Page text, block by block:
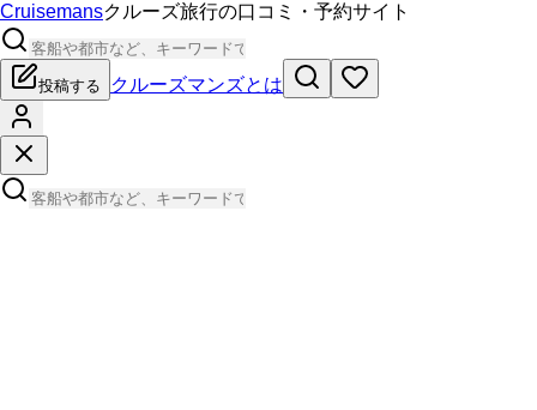
Cruisemansクルーズ旅行の口コミ・予約サイト
投稿する クルーズマンズとは